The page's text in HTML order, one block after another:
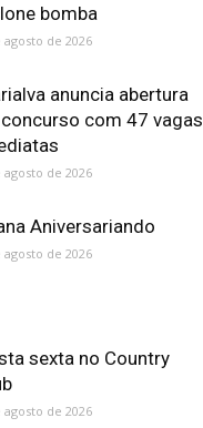
bomba
agosto de 2026
anuncia abertura
com 47 vagas
agosto de 2026
Aniversariando
agosto de 2026
sexta no Country
agosto de 2026